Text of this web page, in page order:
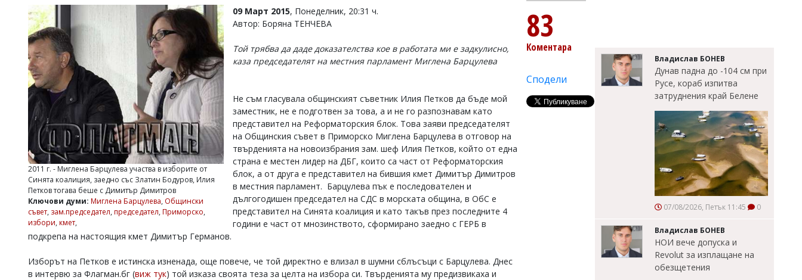
Управители:
Веселин
Василев,
v.vasilev@flagman.bg
Касабова,
k.kassabova@flagman.bg
Главен
редактор:
office@flagman.bg
Коментарите
въвеждат
2011 г. - Миглена Барцулева участва в изборите от
Синята коалиция, заедно със Златин Бодуров, Илия
Петков тогава беше с Димитър Димитров
Ключови думи: Миглена Барцулева, Общински
съвет, зам.председател, председател, Приморско,
избори, кмет,
09 Март 2015, Понеделник, 20:31 ч.
Автор: Боряна ТЕНЧЕВА
Той трябва да даде доказателства кое в работата ми е задкулисно,
каза председателят на местния парламент Миглена Барцулева
Не съм гласувала общинският съветник Илия Петков да бъде мой
заместник, не е подготвен за това, а и не го разпознавам като
представител на Реформаторския блок. Това заяви председателят
на Общинския съвет в Приморско Миглена Барцулева в отговор на
твърденията на новоизбрания зам. шеф Илия Петков, който от една
страна е местен лидер на ДБГ, които са част от Реформаторския
блок, а от друга е представител на бившия кмет Димитър Димитров
в местния парламент. Барцулева пък е последователен и
дългогодишен председател на СДС в морската община, в ОбС е
представител на Синята коалиция и като такъв през последните 4
години е част от мнозинството, сформирано заедно с ГЕРБ в
подкрепа на настоящия кмет Димитър Германов.
Изборът на Петков е истинска изненада, още повече, че той директно е влизал в шумни сблъсъци с Барцулева. Днес
в интервю за Флагман.бг (виж тук) той изказа своята теза за целта на избора си. Твърденията му предизвикаха и
83
Коментара
Сподели
Владислав БОНЕВ
Дунав падна до -104 см при
Русе, кораб изпитва
затруднения край Белене
07/08/2026, Петък 11:45 0
Владислав БОНЕВ
НОИ вече допуска и
Revolut за изплащане на
обезщетения